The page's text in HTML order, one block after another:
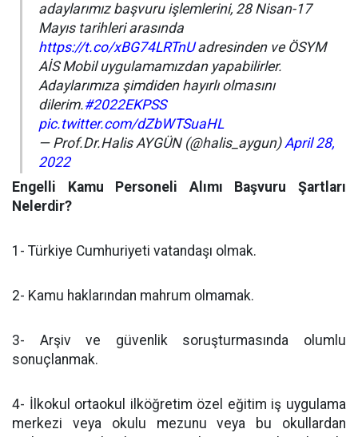
adaylarımız başvuru işlemlerini, 28 Nisan-17
Mayıs tarihleri arasında
https://t.co/xBG74LRTnUadresinden ve ÖSYM
AİS Mobil uygulamamızdan yapabilirler.
Adaylarımıza şimdiden hayırlı olmasını
dilerim.#2022EKPSS
pic.twitter.com/dZbWTSuaHL
— Prof.Dr.Halis AYGÜN (@halis_aygun)April 28,
2022
Engelli Kamu Personeli Alımı Başvuru Şartları
Nelerdir?
1- Türkiye Cumhuriyeti vatandaşı olmak.
2- Kamu haklarından mahrum olmamak.
3- Arşiv ve güvenlik soruşturmasında olumlu
sonuçlanmak.
4- İlkokul ortaokul ilköğretim özel eğitim iş uygulama
merkezi veya okulu mezunu veya bu okullardan